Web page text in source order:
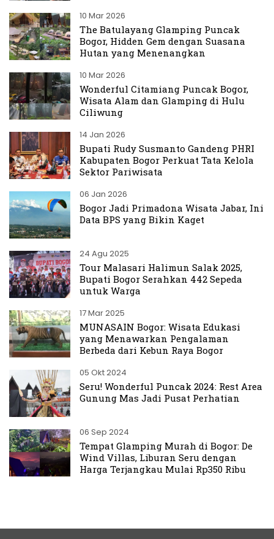
10 Mar 2026
The Batulayang Glamping Puncak
Bogor, Hidden Gem dengan Suasana
Hutan yang Menenangkan
10 Mar 2026
Wonderful Citamiang Puncak Bogor,
Wisata Alam dan Glamping di Hulu
Ciliwung
14 Jan 2026
Bupati Rudy Susmanto Gandeng PHRI
Kabupaten Bogor Perkuat Tata Kelola
Sektor Pariwisata
06 Jan 2026
Bogor Jadi Primadona Wisata Jabar, Ini
Data BPS yang Bikin Kaget
24 Agu 2025
Tour Malasari Halimun Salak 2025,
Bupati Bogor Serahkan 442 Sepeda
untuk Warga
17 Mar 2025
MUNASAIN Bogor: Wisata Edukasi
yang Menawarkan Pengalaman
Berbeda dari Kebun Raya Bogor
05 Okt 2024
Seru! Wonderful Puncak 2024: Rest Area
Gunung Mas Jadi Pusat Perhatian
06 Sep 2024
Tempat Glamping Murah di Bogor: De
Wind Villas, Liburan Seru dengan
Harga Terjangkau Mulai Rp350 Ribu